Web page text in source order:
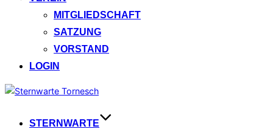
MITGLIEDSCHAFT
SATZUNG
VORSTAND
LOGIN
Zum
springenSTERNWARTE